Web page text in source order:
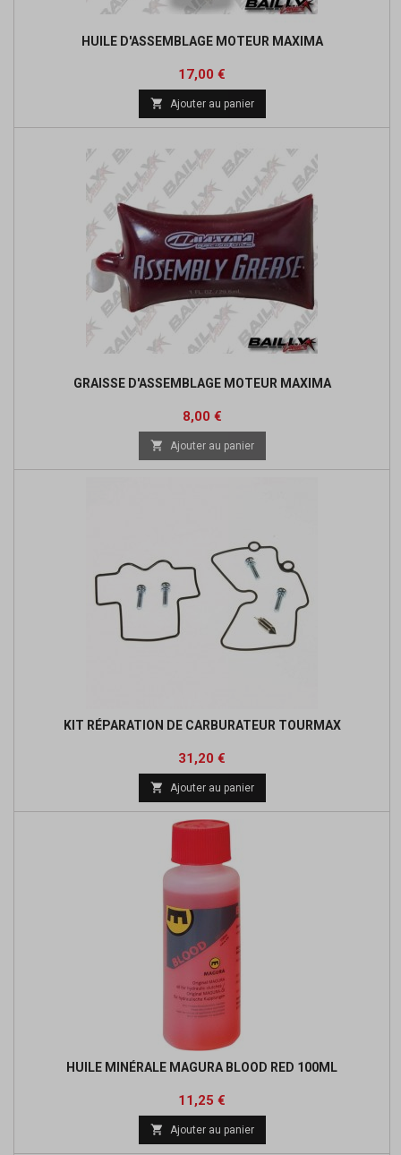
HUILE D'ASSEMBLAGE MOTEUR MAXIMA
Prix
17,00 €
 Ajouter au panier
GRAISSE D'ASSEMBLAGE MOTEUR MAXIMA
Prix
8,00 €
 Ajouter au panier
KIT RÉPARATION DE CARBURATEUR TOURMAX
Prix
31,20 €
 Ajouter au panier
HUILE MINÉRALE MAGURA BLOOD RED 100ML
Prix
11,25 €
base
 Ajouter au panier